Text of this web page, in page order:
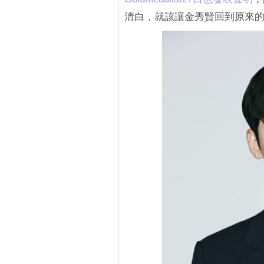
清白，就該讓金秀賢回到原來